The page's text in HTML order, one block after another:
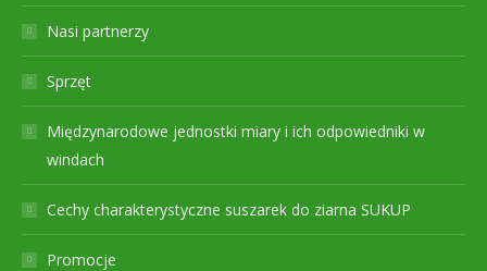
Nasi partnerzy
Sprzęt
Międzynarodowe jednostki miary i ich odpowiedniki w
windach
Cechy charakterystyczne suszarek do ziarna SUKUP
Promocje